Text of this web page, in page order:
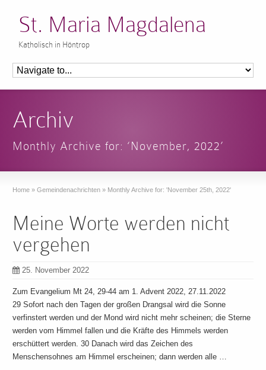
St. Maria Magdalena
Katholisch in Höntrop
Archiv
Monthly Archive for: ‘November, 2022’
Home » Gemeindenachrichten » Monthly Archive for: 'November 25th, 2022'
Meine Worte werden nicht
vergehen
25. November 2022
Zum Evangelium Mt 24, 29-44 am 1. Advent 2022, 27.11.2022
29 Sofort nach den Tagen der großen Drangsal wird die Sonne
verfinstert werden und der Mond wird nicht mehr scheinen; die Sterne
werden vom Himmel fallen und die Kräfte des Himmels werden
erschüttert werden. 30 Danach wird das Zeichen des
Menschensohnes am Himmel erscheinen; dann werden alle …